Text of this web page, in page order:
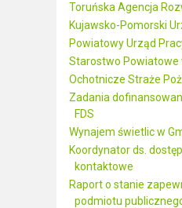
Toruńska Agencja
Kujawsko-Pomorski
Powiatowy Urząd
Starostwo Powiatowe
Ochotnicze Straże
Zadania
FDS
Wynajem świetlic w
Koordynator ds.
kontaktowe
Raport o stanie
podmiotu